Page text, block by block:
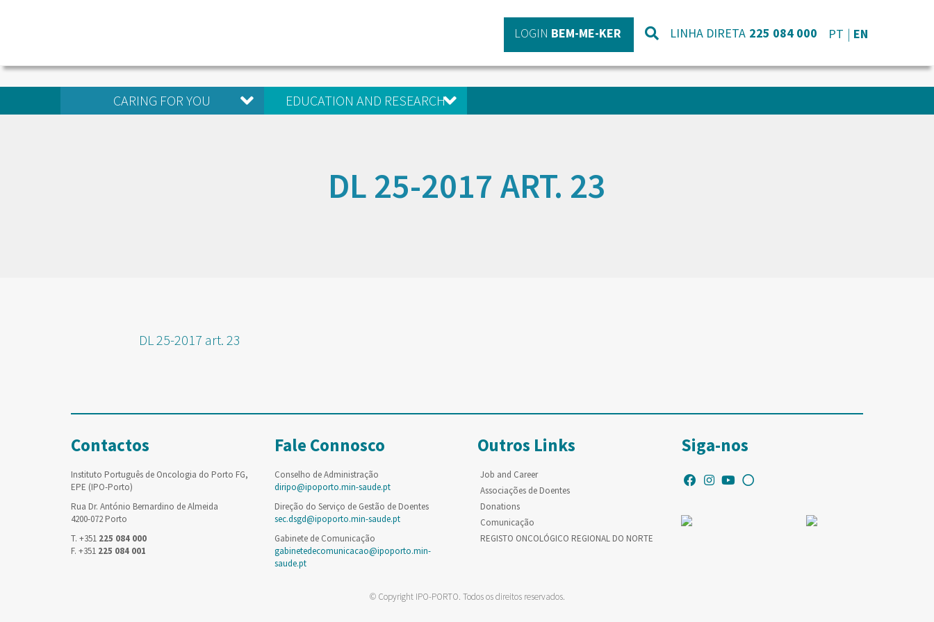
LOGIN BEM-ME-KER LINHA DIRETA 225 084 000 PT EN
CARING FOR YOU EDUCATION AND RESEARCH
DL 25-2017 ART. 23
DL 25-2017 art. 23
Contactos
Instituto Português de Oncologia do Porto FG,
EPE (IPO-Porto)
Rua Dr. António Bernardino de Almeida
4200-072 Porto
T. +351 225 084 000
F. +351 225 084 001
Fale Connosco
Conselho de Administração
diripo@ipoporto.min-saude.pt
Direção do Serviço de Gestão de Doentes
sec.dsgd@ipoporto.min-saude.pt
Gabinete de Comunicação
gabinetedecomunicacao@ipoporto.min-
saude.pt
Outros Links
Job and Career
Associações de Doentes
Donations
Comunicação
REGISTO ONCOLÓGICO REGIONAL DO NORTE
Siga-nos
© Copyright IPO-PORTO. Todos os direitos reservados.